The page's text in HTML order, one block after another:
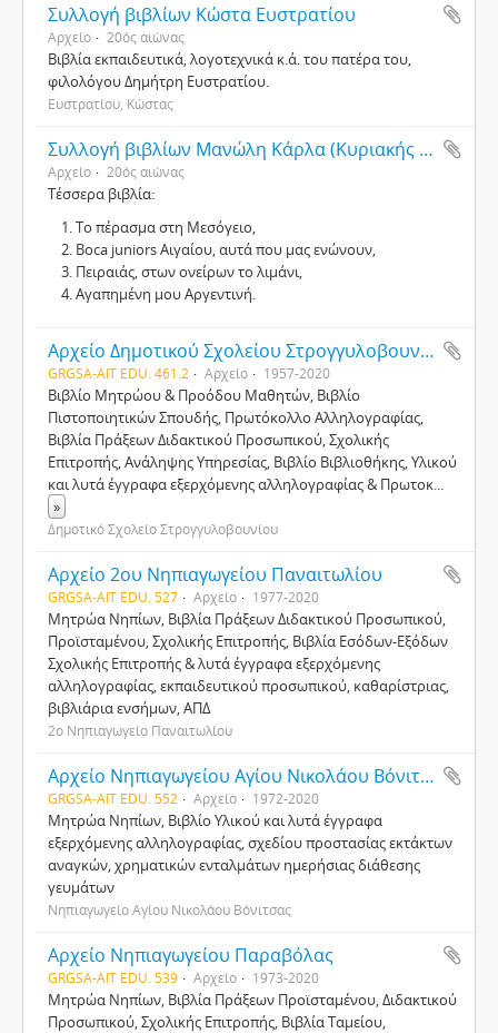
Συλλογή βιβλίων Κώστα Ευστρατίου
Αρχείο 20ός αιώνας
Βιβλία εκπαιδευτικά, λογοτεχνικά κ.ά. του πατέρα του,
φιλολόγου Δημήτρη Ευστρατίου.
Ευστρατίου, Κώστας
Συλλογή βιβλίων Μανώλη Κάρλα (Κυριακής Τρακάδα)
Αρχείο 20ός αιώνας
Τέσσερα βιβλία:
Το πέρασμα στη Μεσόγειο,
Boca juniors Αιγαίου, αυτά που μας ενώνουν,
Πειραιάς, στων ονείρων το λιμάνι,
Αγαπημένη μου Αργεντινή.
Αρχείο Δημοτικού Σχολείου Στρογγυλοβουνίου
GRGSA-AIT EDU. 461.2 Αρχείο 1957-2020
Βιβλίο Μητρώου & Προόδου Μαθητών, Βιβλίο
Πιστοποιητικών Σπουδής, Πρωτόκολλο Αλληλογραφίας,
Βιβλία Πράξεων Διδακτικού Προσωπικού, Σχολικής
Επιτροπής, Ανάληψης Υπηρεσίας, Βιβλίο Βιβλιοθήκης, Υλικού
και λυτά έγγραφα εξερχόμενης αλληλογραφίας & Πρωτοκ...
»
Δημοτικό Σχολείο Στρογγυλοβουνίου
Αρχείο 2ου Νηπιαγωγείου Παναιτωλίου
GRGSA-AIT EDU. 527 Αρχείο 1977-2020
Μητρώα Νηπίων, Βιβλία Πράξεων Διδακτικού Προσωπικού,
Προϊσταμένου, Σχολικής Επιτροπής, Βιβλία Εσόδων-Εξόδων
Σχολικής Επιτροπής & λυτά έγγραφα εξερχόμενης
αλληλογραφίας, εκπαιδευτικού προσωπικού, καθαρίστριας,
βιβλιάρια ενσήμων, ΑΠΔ
2ο Νηπιαγωγείο Παναιτωλίου
Αρχείο Νηπιαγωγείου Αγίου Νικολάου Βόνιτσας
GRGSA-AIT EDU. 552 Αρχείο 1972-2020
Μητρώα Νηπίων, Βιβλίο Υλικού και λυτά έγγραφα
εξερχόμενης αλληλογραφίας, σχεδίου προστασίας εκτάκτων
αναγκών, χρηματικών ενταλμάτων ημερήσιας διάθεσης
γευμάτων
Νηπιαγωγείο Αγίου Νικολάου Βόνιτσας
Αρχείο Νηπιαγωγείου Παραβόλας
GRGSA-AIT EDU. 539 Αρχείο 1973-2020
Μητρώα Νηπίων, Βιβλία Πράξεων Προϊσταμένου, Διδακτικού
Προσωπικού, Σχολικής Επιτροπής, Βιβλία Ταμείου,